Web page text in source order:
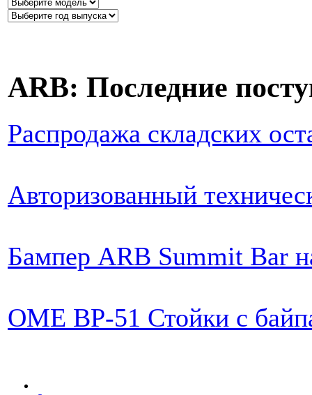
ARB: Последние
Распродажа складских
Авторизованный
Бампер ARB Summit Bar
OME BP-51 Стойки с